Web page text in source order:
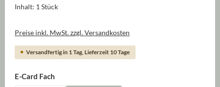
Inhalt: 1 Stück
Preise inkl. MwSt. zzgl. Versandkosten
Versandfertig in 1 Tag, Lieferzeit 10 Tage
E-Card Fach